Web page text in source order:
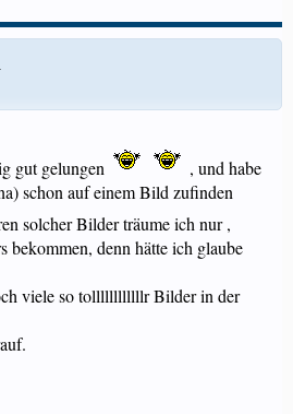
gut gelungen
, und habe
schon auf einem Bild zufinden
solcher Bilder träume ich nur ,
bekommen, denn hätte ich glaube
viele so tollllllllllllr Bilder in der